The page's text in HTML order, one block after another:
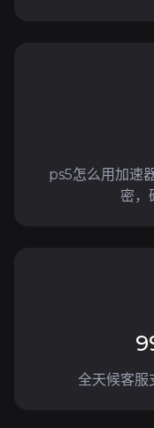
ps5怎么用加速
密，
全天候客服